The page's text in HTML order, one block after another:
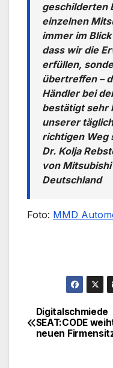
geschilderten
einzelnen
immer im
dass wir die
erfüllen,
übertreffen –
Händler bei
bestätigt sehr
unserer
richtigen Weg
Dr. Kolja
von
Deutschland
Foto: MMD
Digitalschmiede
SEAT:CODE
neuen